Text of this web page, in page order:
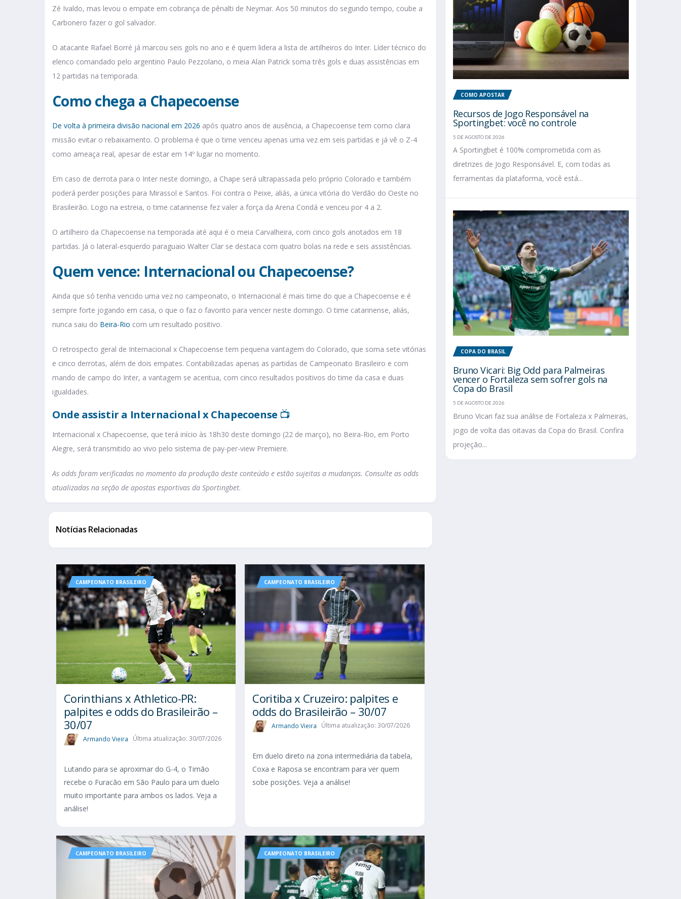
Zé Ivaldo, mas levou o empate em cobrança de pênalti de Neymar. Aos 50 minutos do segundo tempo, coube a
Carbonero fazer o gol salvador.
O atacante Rafael Borré já marcou seis gols no ano e é quem lidera a lista de artilheiros do Inter. Líder técnico do
elenco comandado pelo argentino Paulo Pezzolano, o meia Alan Patrick soma três gols e duas assistências em
12 partidas na temporada.
Como chega a Chapecoense
De volta à primeira divisão nacional em 2026 após quatro anos de ausência, a Chapecoense tem como clara
missão evitar o rebaixamento. O problema é que o time venceu apenas uma vez em seis partidas e já vê o Z-4
como ameaça real, apesar de estar em 14º lugar no momento.
Em caso de derrota para o Inter neste domingo, a Chape será ultrapassada pelo próprio Colorado e também
poderá perder posições para Mirassol e Santos. Foi contra o Peixe, aliás, a única vitória do Verdão do Oeste no
Brasileirão. Logo na estreia, o time catarinense fez valer a força da Arena Condá e venceu por 4 a 2.
O artilheiro da Chapecoense na temporada até aqui é o meia Carvalheira, com cinco gols anotados em 18
partidas. Já o lateral-esquerdo paraguaio Walter Clar se destaca com quatro bolas na rede e seis assistências.
Quem vence: Internacional ou Chapecoense?
Ainda que só tenha vencido uma vez no campeonato, o Internacional é mais time do que a Chapecoense e é
sempre forte jogando em casa, o que o faz o favorito para vencer neste domingo. O time catarinense, aliás,
nunca saiu do Beira-Rio com um resultado positivo.
O retrospecto geral de Internacional x Chapecoense tem pequena vantagem do Colorado, que soma sete vitórias
e cinco derrotas, além de dois empates. Contabilizadas apenas as partidas de Campeonato Brasileiro e com
mando de campo do Inter, a vantagem se acentua, com cinco resultados positivos do time da casa e duas
igualdades.
Onde assistir a Internacional x Chapecoense 📺
Internacional x Chapecoense, que terá início às 18h30 deste domingo (22 de março), no Beira-Rio, em Porto
Alegre, será transmitido ao vivo pelo sistema de pay-per-view Premiere.
As odds foram verificadas no momento da produção deste conteúdo e estão sujeitas a mudanças. Consulte as odds
atualizadas na seção de apostas esportivas da Sportingbet.
Notícias Relacionadas
CAMPEONATO BRASILEIRO
Corinthians x Athletico-PR:
palpites e odds do Brasileirão –
30/07
Armando Vieira Última atualização: 30/07/2026
Lutando para se aproximar do G-4, o Timão
recebe o Furacão em São Paulo para um duelo
muito importante para ambos os lados. Veja a
análise!
CAMPEONATO BRASILEIRO
Coritiba x Cruzeiro: palpites e
odds do Brasileirão – 30/07
Armando Vieira Última atualização: 30/07/2026
Em duelo direto na zona intermediária da tabela,
Coxa e Raposa se encontram para ver quem
sobe posições. Veja a análise!
CAMPEONATO BRASILEIRO CAMPEONATO BRASILEIRO
COMO APOSTAR
Recursos de Jogo Responsável na
Sportingbet: você no controle
5 DE AGOSTO DE 2026
A Sportingbet é 100% comprometida com as
diretrizes de Jogo Responsável. E, com todas as
ferramentas da plataforma, você está...
COPA DO BRASIL
Bruno Vicari: Big Odd para Palmeiras
vencer o Fortaleza sem sofrer gols na
Copa do Brasil
5 DE AGOSTO DE 2026
Bruno Vicari faz sua análise de Fortaleza x Palmeiras,
jogo de volta das oitavas da Copa do Brasil. Confira
projeção...